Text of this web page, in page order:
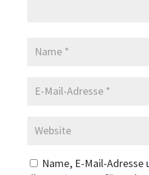
Name, E-Mail-Adresse